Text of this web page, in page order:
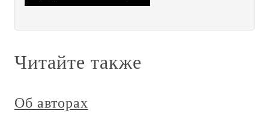
Читайте также
Об авторах